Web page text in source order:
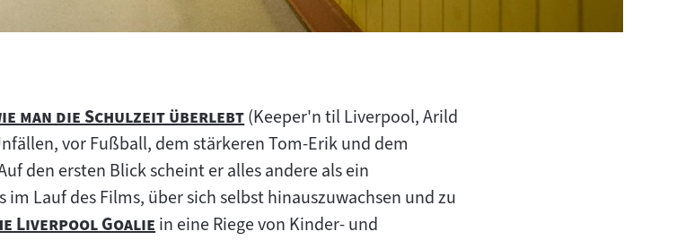
man die Schulzeit überlebt"(Keeper'n til Liverpool, Arild
vor Fußball, dem stärkeren Tom-Erik und dem
den ersten Blick scheint er alles andere als ein
Lauf des Films, über sich selbst hinauszuwachsen und zu
Liverpool Goalie "
in eine Riege von Kinder- und